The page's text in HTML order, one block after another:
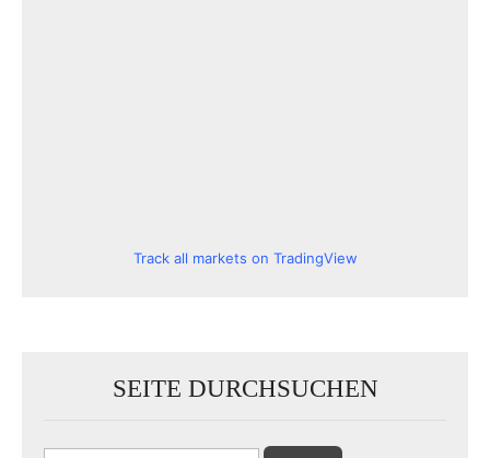
Track all markets on TradingView
SEITE DURCHSUCHEN